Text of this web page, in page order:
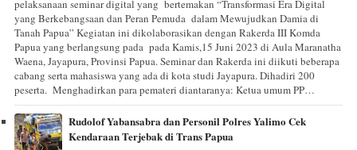
pelaksanaan seminar digital yang bertemakan “Transformasi Era Digital
yang Berkebangsaan dan Peran Pemuda dalam Mewujudkan Damia di
Tanah Papua” Kegiatan ini dikolaborasikan dengan Rakerda III Komda
Papua yang berlangsung pada pada Kamis,15 Juni 2023 di Aula Maranatha
Waena, Jayapura, Provinsi Papua. Seminar dan Rakerda ini diikuti beberapa
cabang serta mahasiswa yang ada di kota studi Jayapura. Dihadiri 200
peserta. Menghadirkan para pemateri diantaranya: Ketua umum PP…
Rudolof Yabansabra dan Personil Polres Yalimo Cek
Kendaraan Terjebak di Trans Papua